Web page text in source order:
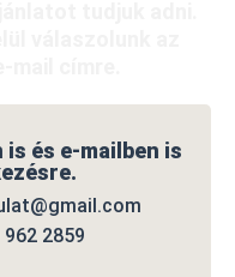
és e-mailben is
2859